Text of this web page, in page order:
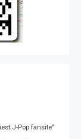
J-Pop fansite"